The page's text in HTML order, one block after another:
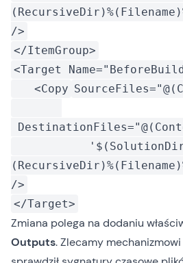
/>
</ItemGroup>
<Target
<Copy
/>
</Target>
Zmiana polega na dodaniu
Outputs. Zlecamy